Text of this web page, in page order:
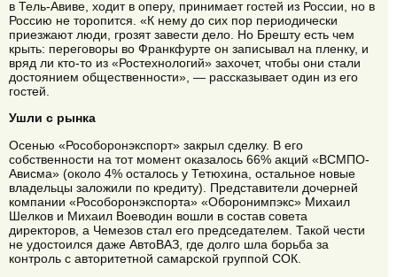
в Тель-Авиве, ходит в оперу, принимает гостей из России, но в
Россию не торопится. «К нему до сих пор периодически
приезжают люди, грозят завести дело. Но Брешту есть чем
крыть: переговоры во Франкфурте он записывал на пленку, и
вряд ли кто-то из «Ростехнологий» захочет, чтобы они стали
достоянием общественности», — рассказывает один из его
гостей.
Ушли с рынка
Осенью «Рособоронэкспорт» закрыл сделку. В его
собственности на тот момент оказалось 66% акций «ВСМПО-
Ависма» (около 4% осталось у Тетюхина, остальное новые
владельцы заложили по кредиту). Представители дочерней
компании «Рособоронэкспорта» «Оборонимпэкс» Михаил
Шелков и Михаил Воеводин вошли в состав совета
директоров, а Чемезов стал его председателем. Такой чести
не удостоился даже АвтоВАЗ, где долго шла борьба за
контроль с авторитетной самарской группой СОК.